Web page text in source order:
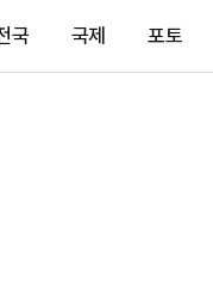
국 국제 포토